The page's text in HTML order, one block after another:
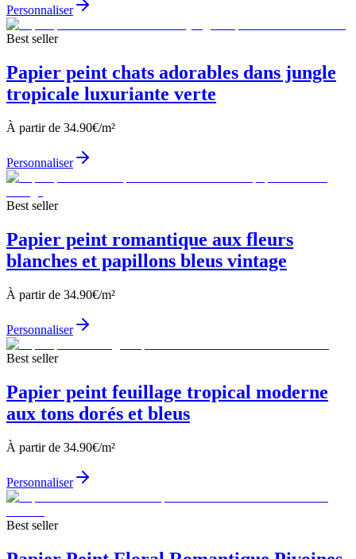
Personnaliser
Best seller
Papier peint chats adorables dans jungle
tropicale luxuriante verte
À partir de 34.90€/m²
Personnaliser
Best seller
Papier peint romantique aux fleurs
blanches et papillons bleus vintage
À partir de 34.90€/m²
Personnaliser
Best seller
Papier peint feuillage tropical moderne
aux tons dorés et bleus
À partir de 34.90€/m²
Personnaliser
Best seller